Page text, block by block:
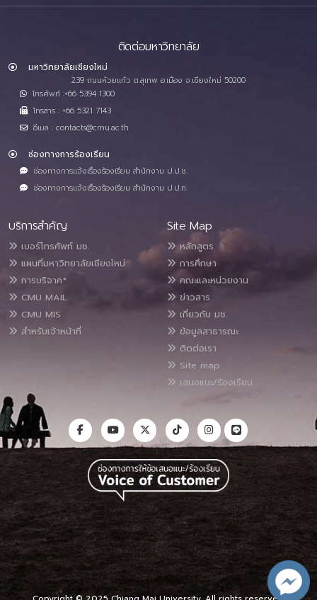
ติดต่อมหาวิทยาลัย
มหาวิทยาลัยเชียงใหม่
239 ถนนห้วยแก้ว ต.สุเทพ อ.เมือง จ.เชียงใหม่ 50200
โทรศัพท์ :+66 5394 1300
โทรสาร : +66 5321 7143
อีเมล : contacts@cmu.ac.th
ช่องทางการร้องเรียน
ช่องทางการแจ้งเรื่องร้องเรียน สำนักงาน ป.ป.ช.
ช่องทางการแจ้งเรื่องร้องเรียน สำนักงาน ป.ป.ท.
บริการสำคัญ
เบอร์โทรศัพท์ มช.
แผนที่มหาวิทยาลัยเชียงใหม่
การบริจาค*
CMU MAIL
CMU MIS
สำหรับเจ้าหน้าที่
Site Map
หลักสูตร
การศึกษา
คณะและหน่วยงาน
ข่าวสาร
เกี่ยวกับ มช.
ข้อมูลสาธารณะ
ติดต่อเรา
Site map
เสนอแนะ/ร้องเรียน